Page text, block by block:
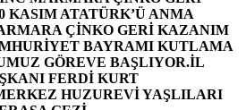
KASIM ATATÜRK’Ü ANMA
ÇİNKO GERİ KAZANIM
BAYRAMI KUTLAMA
GÖREVE BAŞLIYOR.İL
FERDİ KURT
HUZUREVİ YAŞLILARI